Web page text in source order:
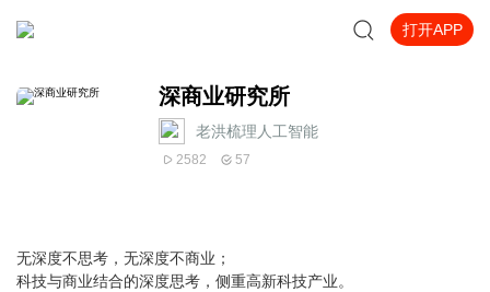
打开APP
深商业研究所
老洪梳理人工智能
2582 57
无深度不思考，无深度不商业；
科技与商业结合的深度思考，侧重高新科技产业。